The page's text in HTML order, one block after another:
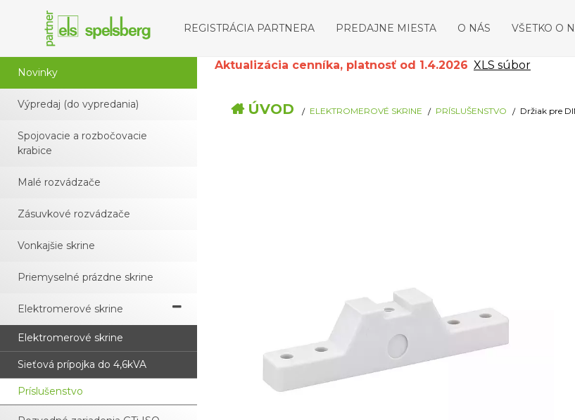
REGISTRÁCIA PARTNERA PREDAJNE MIESTA O NÁS VŠETKO O
Novinky
Výpredaj (do vypredania)
Spojovacie a rozbočovacie
krabice
Malé rozvádzače
Zásuvkové rozvádzače
Vonkajšie skrine
Priemyselné prázdne skrine
Elektromerové skrine
Elektromerové skrine
Sieťová prípojka do 4,6kVA
Príslušenstvo
Aktualizácia cenníka, platnosť od 1.4.2026 XLS súbor
ÚVOD ELEKTROMEROVÉ SKRINE PRÍSLUŠENSTVO Držiak pre